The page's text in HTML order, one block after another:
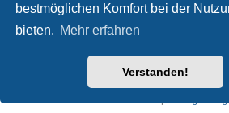
bestmöglichen Komfort bei der
bieten. Mehr erfahren
Verstanden!
Powered byphpBB® Forum Software ©